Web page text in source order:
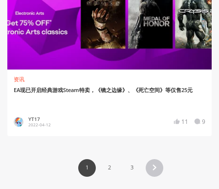
资讯
EA现已开启经典游戏Steam特卖，《镜之边缘》、《死亡空间》等仅售25元
YT17
2022-04-12 11 9
1 2 3